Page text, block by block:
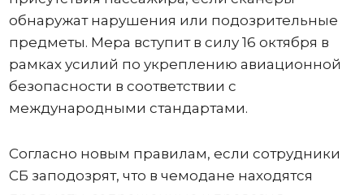
обнаружат нарушения или подозрительные
предметы. Мера вступит в силу 16 октября в
рамках усилий по укреплению авиационной
безопасности в соответствии с
международными стандартами.
Согласно новым правилам, если сотрудники
СБ заподозрят, что в чемодане ​​находятся